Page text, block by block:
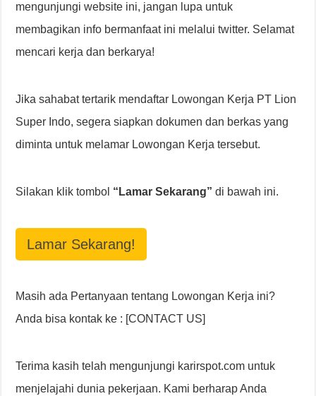
mengunjungi website ini, jangan lupa untuk
membagikan info bermanfaat ini melalui twitter. Selamat
mencari kerja dan berkarya!
Jika sahabat tertarik mendaftar Lowongan Kerja PT Lion
Super Indo, segera siapkan dokumen dan berkas yang
diminta untuk melamar Lowongan Kerja tersebut.
Silakan klik tombol “Lamar Sekarang” di bawah ini.
Lamar Sekarang!
Masih ada Pertanyaan tentang Lowongan Kerja ini?
Anda bisa kontak ke : [CONTACT US]
Terima kasih telah mengunjungi karirspot.com untuk
menjelajahi dunia pekerjaan. Kami berharap Anda